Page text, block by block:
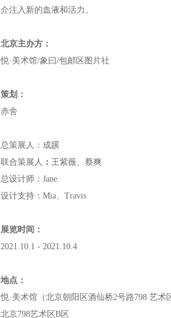
介注入新的血液和活力。
北京主办方：
悦·美术馆/象曰/包邮区图片社
策划：
赤舍
总策展人：成蹊
联合策展人 ： 王紫薇、蔡爽
总设计师：Jane.
设计支持：Mia、Travis
展览时间：
2021.10.1 - 2021.10.4
地点：
悦·美术馆（北京朝阳区酒仙桥2号路798 艺术
北京798艺术区B区